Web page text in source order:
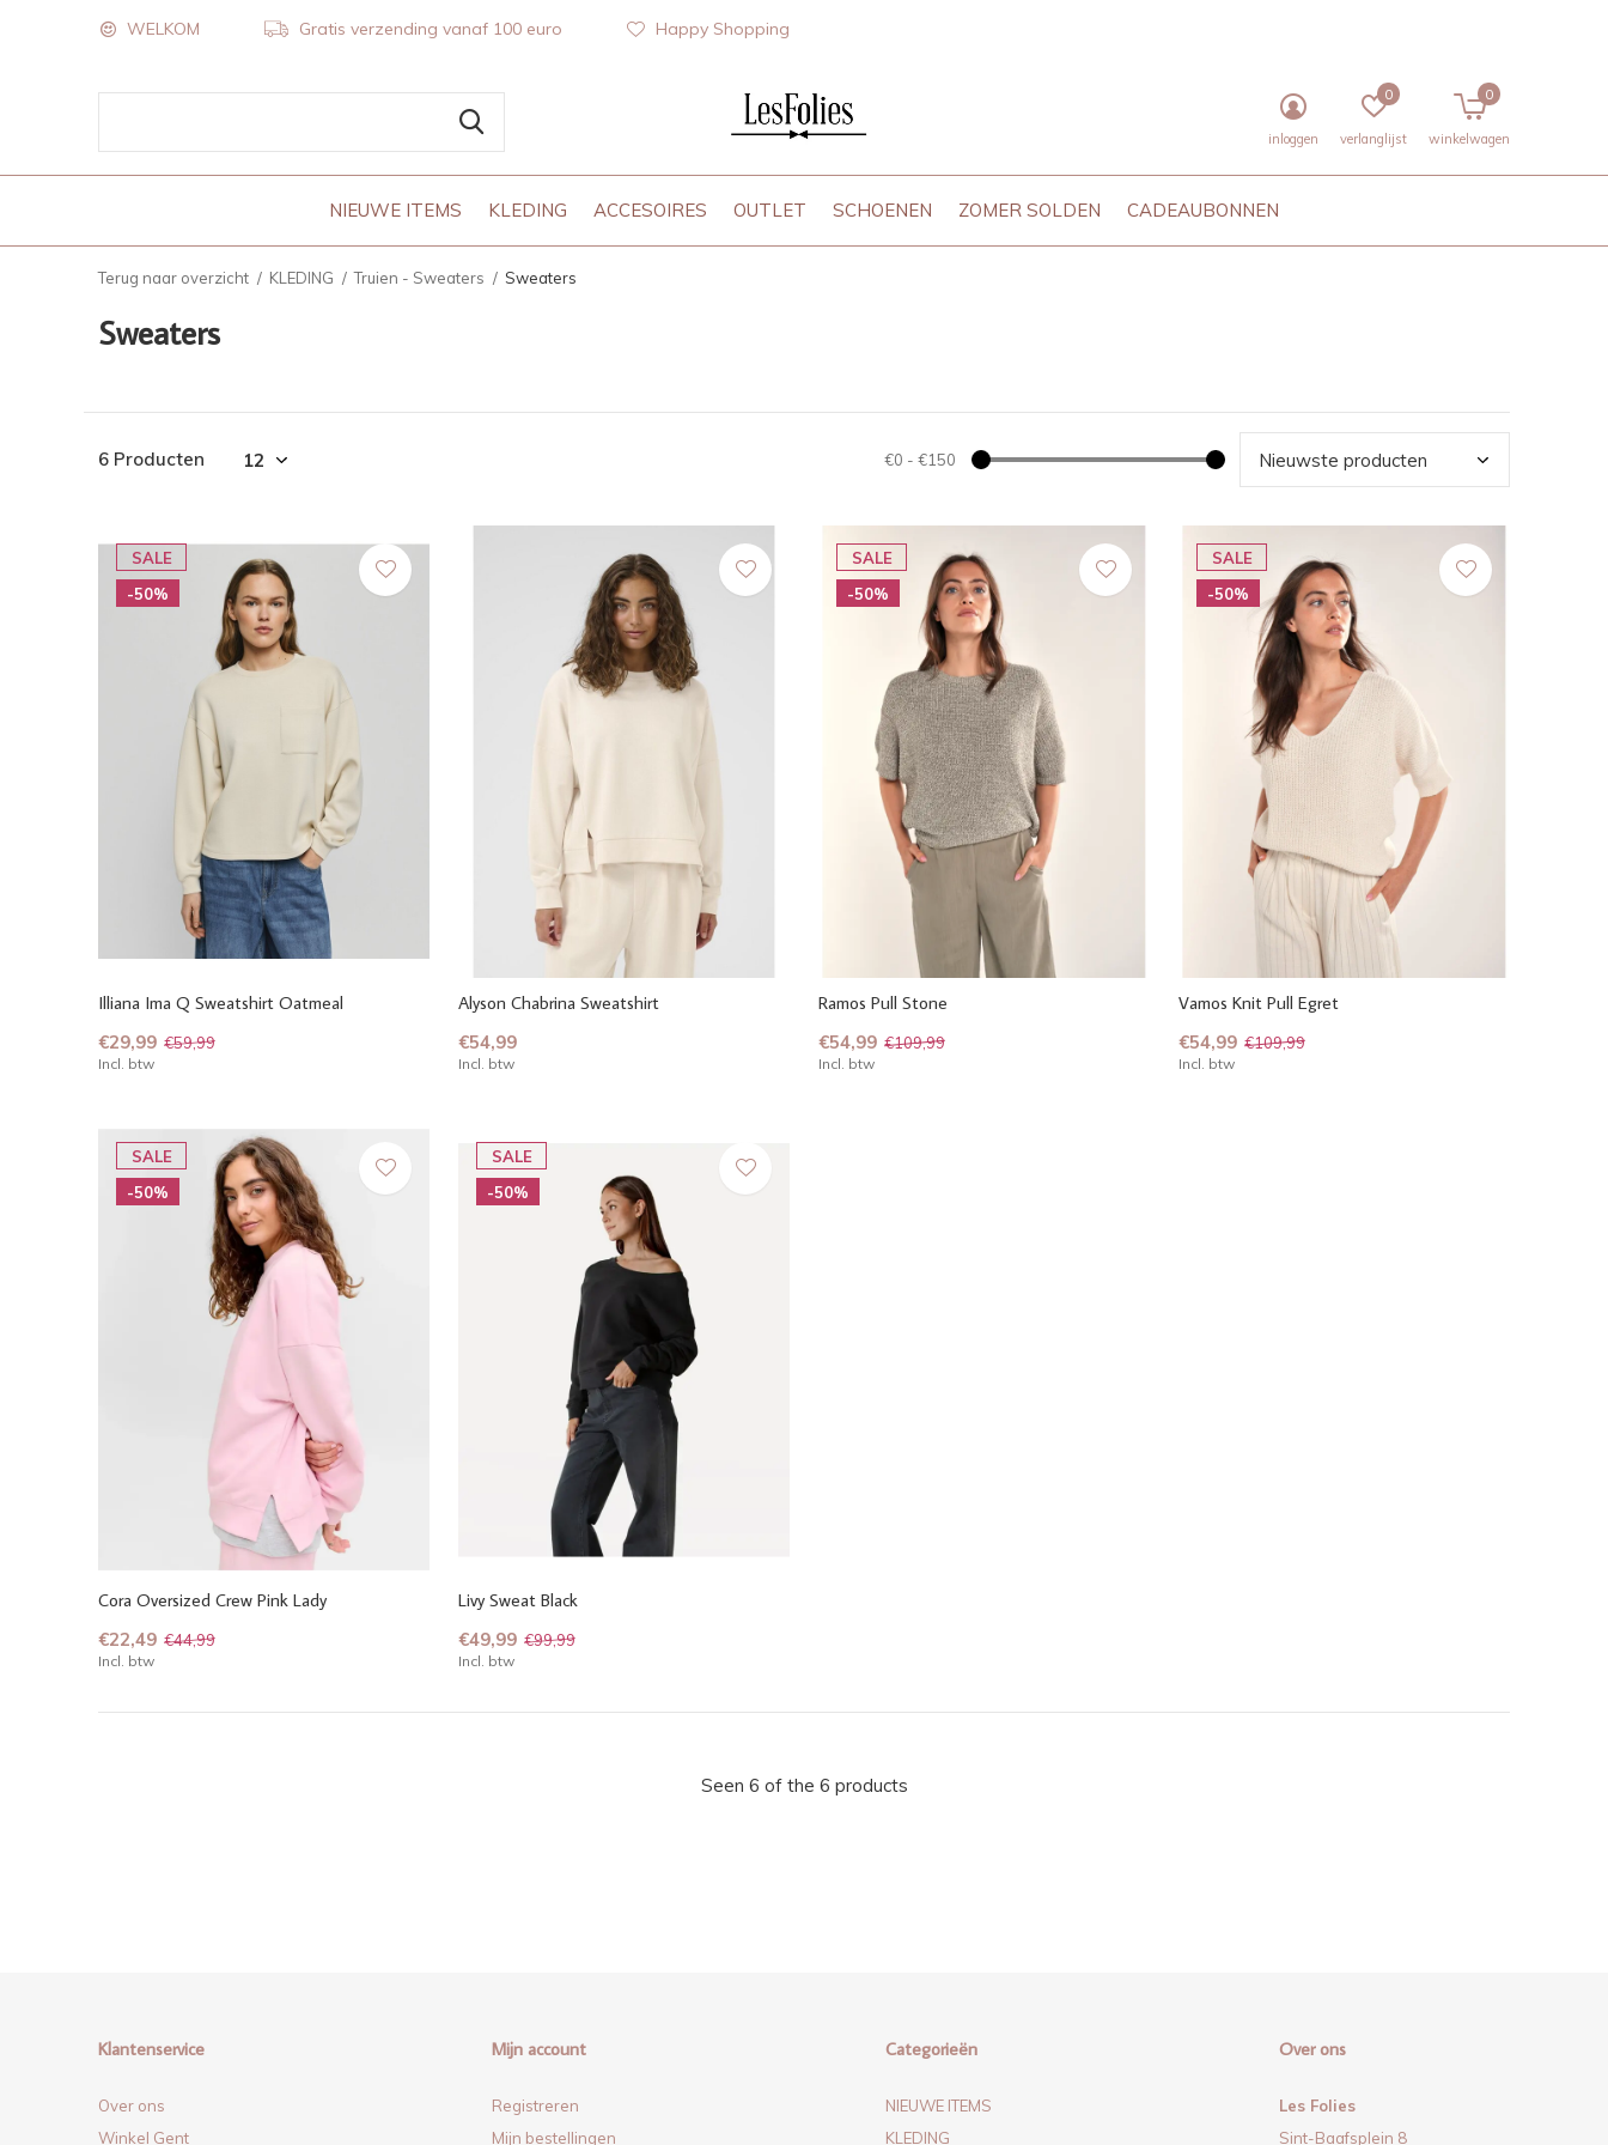
NIEUWE ITEMS KLEDING ACCESOIRES OUTLET SCHOENEN ZOMER SOLDEN CADEAUBONNEN
inloggen verlanglijst
0
winkelwagen
0
WELKOM Gratis verzending vanaf 100 euro Happy Shopping
Terug naar overzicht KLEDING Truien - Sweaters Sweaters
Sweaters
6 Producten €0 - €150
SALE
-50%
Illiana Ima Q Sweatshirt Oatmeal
€29,99 €59,99
Incl. btw
Alyson Chabrina Sweatshirt
€54,99
Incl. btw
SALE
-50%
Ramos Pull Stone
€54,99 €109,99
Incl. btw
SALE
-50%
Vamos Knit Pull Egret
€54,99 €109,99
Incl. btw
SALE
-50%
Cora Oversized Crew Pink Lady
€22,49 €44,99
Incl. btw
SALE
-50%
Livy Sweat Black
€49,99 €99,99
Incl. btw
Seen 6 of the 6 products
Klantenservice
Over ons
Winkel Gent
Mijn account
Registreren
Mijn bestellingen
Categorieën
NIEUWE ITEMS
KLEDING
Over ons
Les Folies
Sint-Baafsplein 8